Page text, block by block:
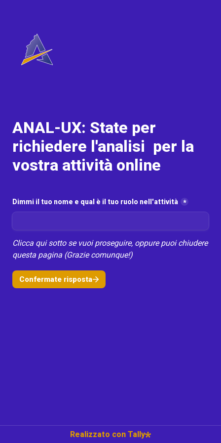
ANAL-UX: State per
richiedere l'analisi  per la
vostra attività online
Dimmi il tuo nome e qual è il tuo ruolo nell'attività *
Clicca qui sotto se vuoi proseguire, oppure puoi chiudere
questa pagina (Grazie comunque!)
Confermate risposta
Realizzato con Tally